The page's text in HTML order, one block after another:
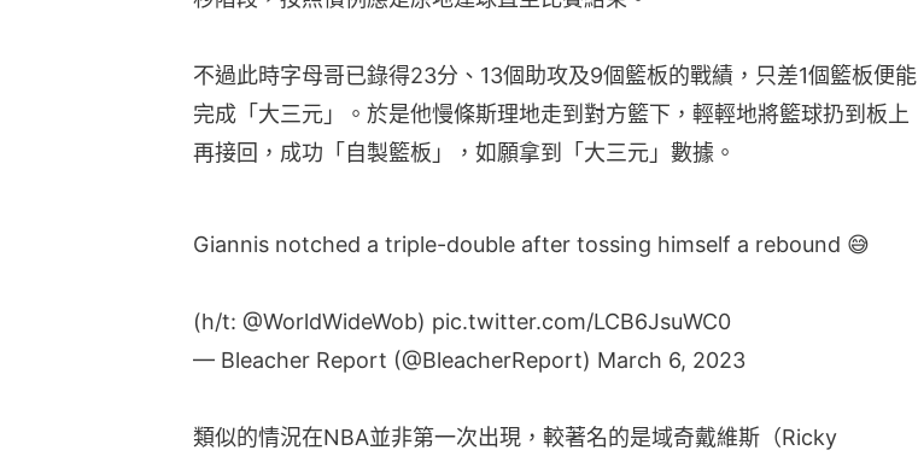
不過此時字母哥已錄得23分、13個助攻及9個籃板的戰績，只差1個籃板便能
完成「大三元」。於是他慢條斯理地走到對方籃下，輕輕地將籃球扔到板上
再接回，成功「自製籃板」，如願拿到「大三元」數據。
Giannis notched a triple-double after tossing himself a rebound 😅
(h/t: @WorldWideWob) pic.twitter.com/LCB6JsuWC0
— Bleacher Report (@BleacherReport) March 6, 2023
類似的情況在NBA並非第一次出現，較著名的是域奇戴維斯（Ricky